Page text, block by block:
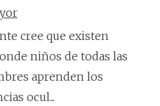
cree que existen
niños de todas las
aprenden los
ocul...